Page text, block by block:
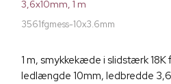
3,6x10mm, 1 m
3561fgmess-10x3.6mm
1 m, smykkekæde i slidstærk
ledlængde 10mm, ledbredde